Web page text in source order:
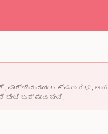
ಪಾರ್ಶ್ವವಾಯು ಲಕ್ಷಣಗಳು,
ಬುಕ್ ಮಾಡಬೇಡಿ.